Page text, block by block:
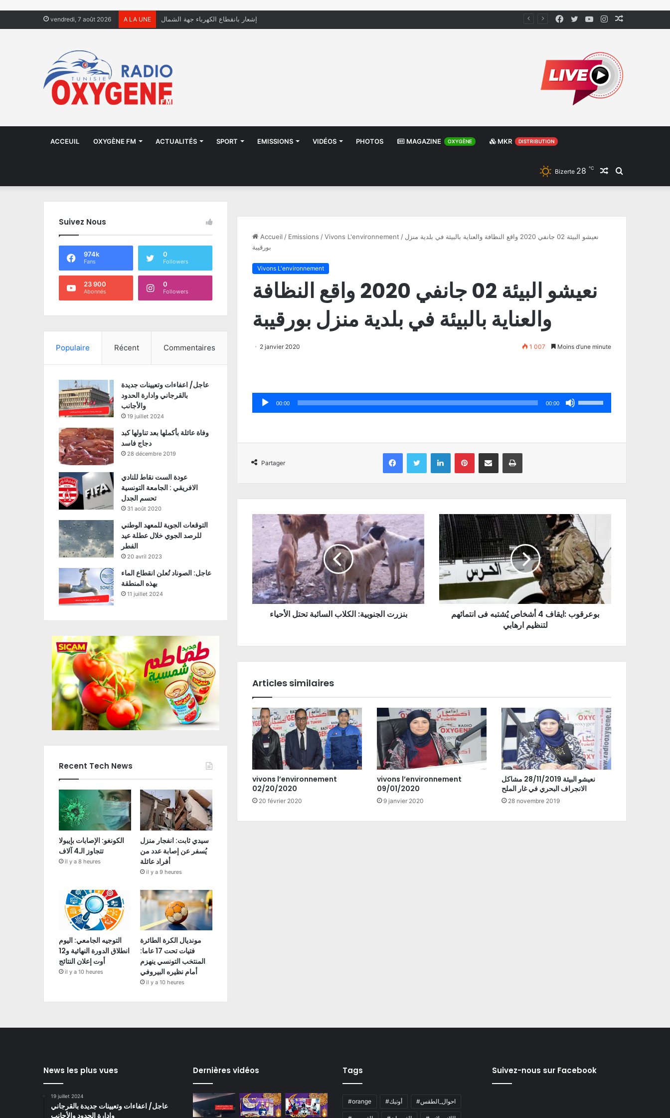
vendredi, 7 août 2026 A LA UNE منظّمة تدعو السلطات إلى التدخل بعد تداول صور أطفال يعيشون في الشوارع Instagram
YouTube
Twitter
Facebook
ACCEUIL OXYGÈNE FM ACTUALITÉS SPORT EMISSIONS VIDÉOS PHOTOS MAGAZINE OXYGÈNE MKR DISTRIBUTION
Rechercher
Article
Bizerte 28 ℃
Accueil / Emissions /Vivons L'environnement / نعيشو البيئة 02 جانفي 2020 واقع النظافة والعناية بالبيئة في بلدية منزل
بورقيبة
Vivons L'environnement
نعيشو البيئة 02 جانفي 2020 واقع النظافة
والعناية بالبيئة في بلدية منزل بورقيبة
2 janvier 2020 1 007 Moins d’une minute
Lecteur
audio
00:00 00:00
les
volume.
Partager
Facebook Twitter Linkedin Pinterest Partager par email Imprimer
بنزرت الجنوبية: الكلاب السائبة تحتل الأحياء
بوعرقوب :ايقاف 4 أشخاص يُشتبه فى انتمائهم
لتنظيم ارهابي
Articles similaires
vivons l’environnement
02/20/2020
20 février 2020
vivons l’environnement
09/01/2020
9 janvier 2020
نعيشو البيئة 28/11/2019 مشاكل
الانجراف البحري في غار الملح
28 novembre 2019
Suivez Nous
974k
Fans
0
Followers
23 900
Abonnés
0
Followers
Populaire Récent Commentaires
عاجل/ اعفاءات وتعيينات جديدة
بالقرجاني وادارة الحدود
والأجانب
19 juillet 2024
وفاة عائلة بأكملها بعد تناولها كبد
دجاج فاسد
28 décembre 2019
عودة الست نقاط للنادي
الافريقي : الجامعة التونسية
تحسم الجدل
31 août 2020
التوقعات الجوية للمعهد الوطني
للرصد الجوي خلال عطلة عيد
الفطر
20 avril 2023
عاجل: الصوناد تُعلن انقطاع الماء
بهذه المنطقة
11 juillet 2024
Recent Tech News
الكونغو: الإصابات بإيبولا
تتجاوز الـ4 آلاف
il y a 8 heures
سيدي ثابت: انفجار منزل
يُسفر عن إصابة عدد من
أفراد عائلة
il y a 9 heures
التوجيه الجامعي: اليوم
انطلاق الدورة النهائية و12
أوت إعلان النتائج
il y a 10 heures
مونديال الكرة الطائرة
فتيات تحت 17 عاما:
المنتخب التونسي ينهزم
أمام نظيره البيروفي
il y a 10 heures
News les plus vues
19 juillet 2024
عاجل/ اعفاءات وتعيينات جديدة بالقرجاني
وادارة الحدود والأجانب
Dernières vidéos Tags
#orange #أوتيك #احوال_الطقس
Suivez-nous sur Facebook